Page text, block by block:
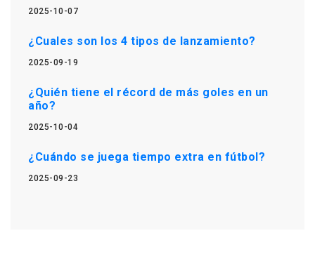
2025-10-07
¿Cuales son los 4 tipos de lanzamiento?
2025-09-19
¿Quién tiene el récord de más goles en un
año?
2025-10-04
¿Cuándo se juega tiempo extra en fútbol?
2025-09-23